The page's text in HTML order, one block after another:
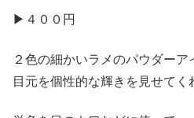
▶︎４００円
２色の細かいラメのパウダーア
目元を個性的な輝きを見せてく